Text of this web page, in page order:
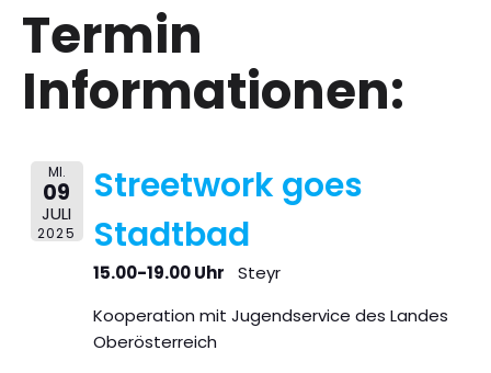
Termin
Informationen:
MI.
09
JULI
2025
Streetwork goes
Stadtbad
15.00-19.00 Uhr
Steyr
Kooperation mit Jugendservice des Landes
Oberösterreich